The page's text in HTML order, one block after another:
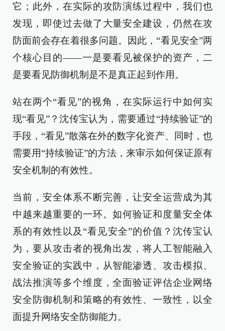
它；此外，在实际的攻防演练过程中，我们也
发现，即使过去做了大量安全建设，仍然在攻
防面前会存在着很多问题。因此，“看见安全”两
个核心目的——一是要看见被保护的资产，二
是要看见防御机制是不是真正起到作用。
站在两个“看见”的视角，在实际运行中如何实
现“看见”？沈传宝认为，需要通过“持续验证”的
手段，“看见”散落在外的数字化资产、同时，也
需要用“持续验证”的方法，来审示如何保证原有
安全机制的有效性。
当前，安全体系不断完善，让安全运营成为其
中越来越重要的一环。如何验证和度量安全体
系的有效性以及“看见安全”的价值？沈传宝认
为，要从攻击者的视角出发，将人工智能融入
安全验证的实践中，从智能渗透、攻击模拟、
战法推演等多个维度，全面验证评估企业网络
安全防御机制和策略的有效性、一致性，以全
面提升网络安全防御能力。